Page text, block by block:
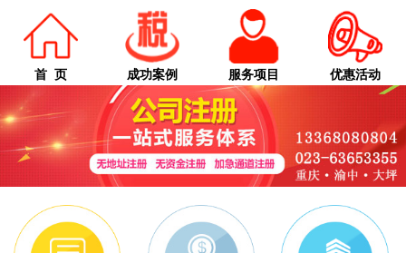
首 页 成功案例 服务项目 优惠活动